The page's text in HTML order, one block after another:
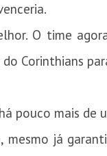
O time
Corinthians
pouco mais de
já